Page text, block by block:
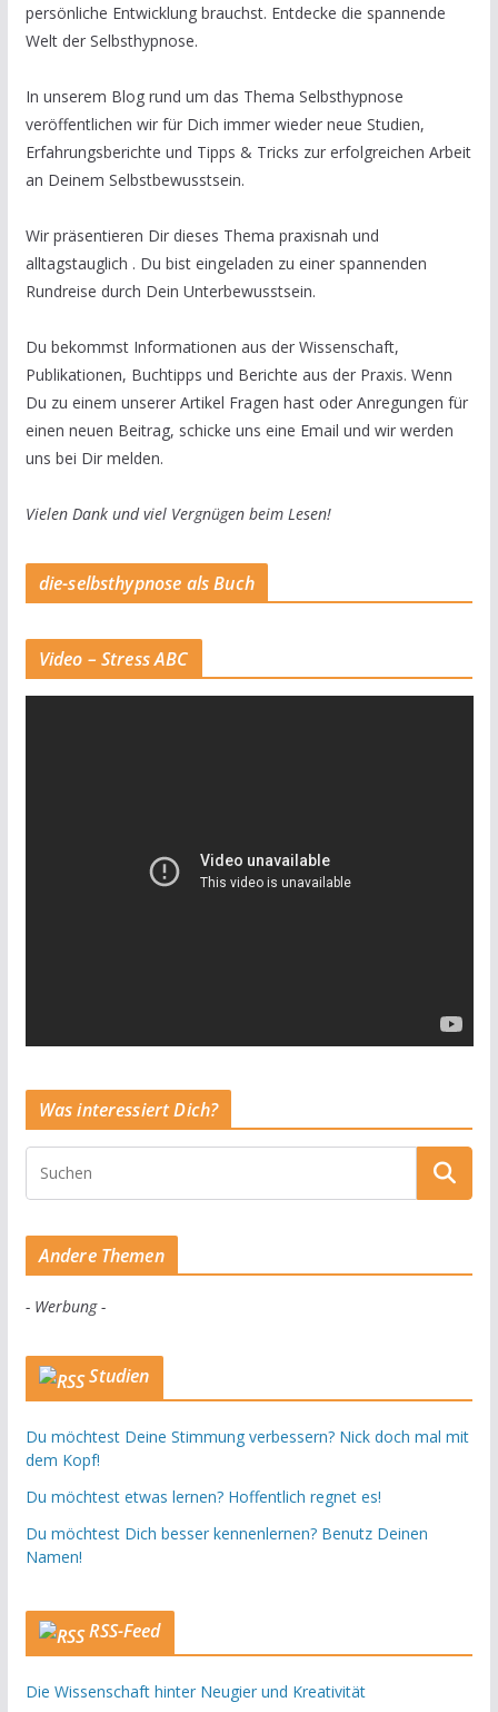
persönliche Entwicklung brauchst. Entdecke die spannende
Welt der Selbsthypnose.
In unserem Blog rund um das Thema Selbsthypnose
veröffentlichen wir für Dich immer wieder neue Studien,
Erfahrungsberichte und Tipps & Tricks zur erfolgreichen Arbeit
an Deinem Selbstbewusstsein.
Wir präsentieren Dir dieses Thema praxisnah und
alltagstauglich . Du bist eingeladen zu einer spannenden
Rundreise durch Dein Unterbewusstsein.
Du bekommst Informationen aus der Wissenschaft,
Publikationen, Buchtipps und Berichte aus der Praxis. Wenn
Du zu einem unserer Artikel Fragen hast oder Anregungen für
einen neuen Beitrag, schicke uns eine Email und wir werden
uns bei Dir melden.
Vielen Dank und viel Vergnügen beim Lesen!
die-selbsthypnose als Buch
Video – Stress ABC
Was interessiert Dich?
Andere Themen
- Werbung -
Studien
Du möchtest Deine Stimmung verbessern? Nick doch mal mit
dem Kopf!
Du möchtest etwas lernen? Hoffentlich regnet es!
Du möchtest Dich besser kennenlernen? Benutz Deinen
Namen!
RSS-Feed
Die Wissenschaft hinter Neugier und Kreativität